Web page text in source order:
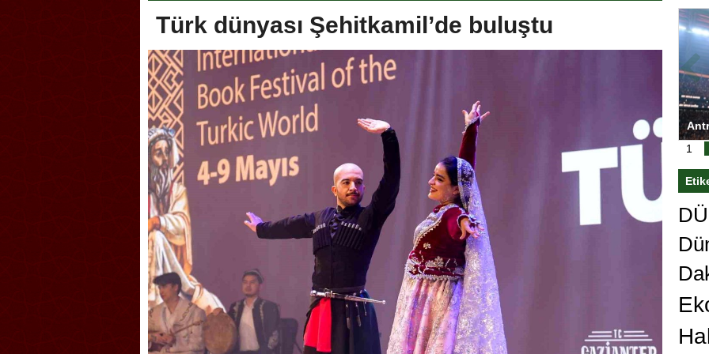
Türk dünyası Şehitkamil’de buluştu
Geleneksel Türk Okçuluğu
ev sahipliği yapıyor
Askerlik şakası Dünya Kupası’nı
karıştırdı! Güney Kore’den sert karar
Antrenörlüğe ”Hayır” diyen Mertens,
Galatasaray’dan bakın ne istedi
1